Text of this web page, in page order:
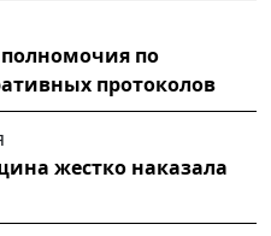
по
протоколов
жестко наказала